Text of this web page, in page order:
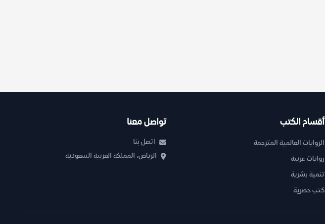
أقسام الكتب
الروايات العالمية المترجمة
روايات عربية
تنمية بشرية
كتب حصرية
تواصل معنا
اتصل بنا
الرياض، المملكة العربية السعودية